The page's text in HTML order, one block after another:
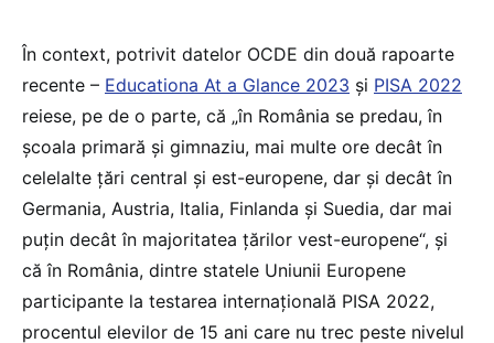
În context, potrivit datelor OCDE din două rapoarte
recente – Educationa At a Glance 2023 și PISA 2022
reiese, pe de o parte, că „în România se predau, în
școala primară și gimnaziu, mai multe ore decât în
celelalte țări central și est-europene, dar și decât în
Germania, Austria, Italia, Finlanda și Suedia, dar mai
puțin decât în majoritatea țărilor vest-europene“, și
că în România, dintre statele Uniunii Europene
participante la testarea internațională PISA 2022,
procentul elevilor de 15 ani care nu trec peste nivelul